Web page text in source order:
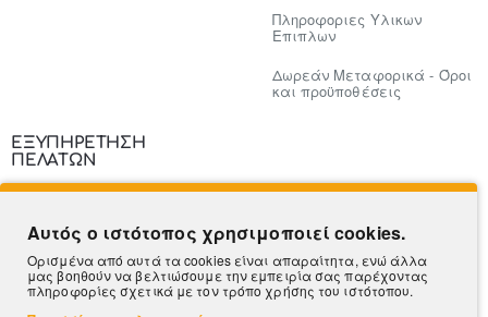
Πληροφοριες Υλικων
Επιπλων
Δωρεάν Μεταφορικά - Όροι
και προϋποθέσεις
ΕΞΥΠΗΡΕΤΗΣΗ
ΠΕΛΑΤΩΝ
Τρόποι Πληρωμής
Πληροφορίες Αποστολής
Αυτός ο ιστότοπος χρησιμοποιεί cookies.
Ορισμένα από αυτά τα cookies είναι απαραίτητα, ενώ άλλα
μας βοηθούν να βελτιώσουμε την εμπειρία σας παρέχοντας
πληροφορίες σχετικά με τον τρόπο χρήσης του ιστότοπου.